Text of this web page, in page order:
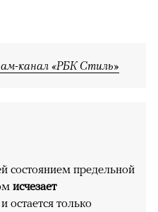
канал «РБК Стиль»
состоянием предельной
исчезает
остается только